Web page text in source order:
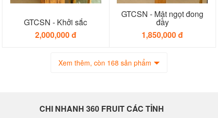
GTCSN - Khởi sắc
2,000,000 đ
GTCSN - Mật ngọt đong
đầy
1,850,000 đ
Xem thêm, còn 168 sản phẩm
CHI NHANH 360 FRUIT CÁC TỈNH